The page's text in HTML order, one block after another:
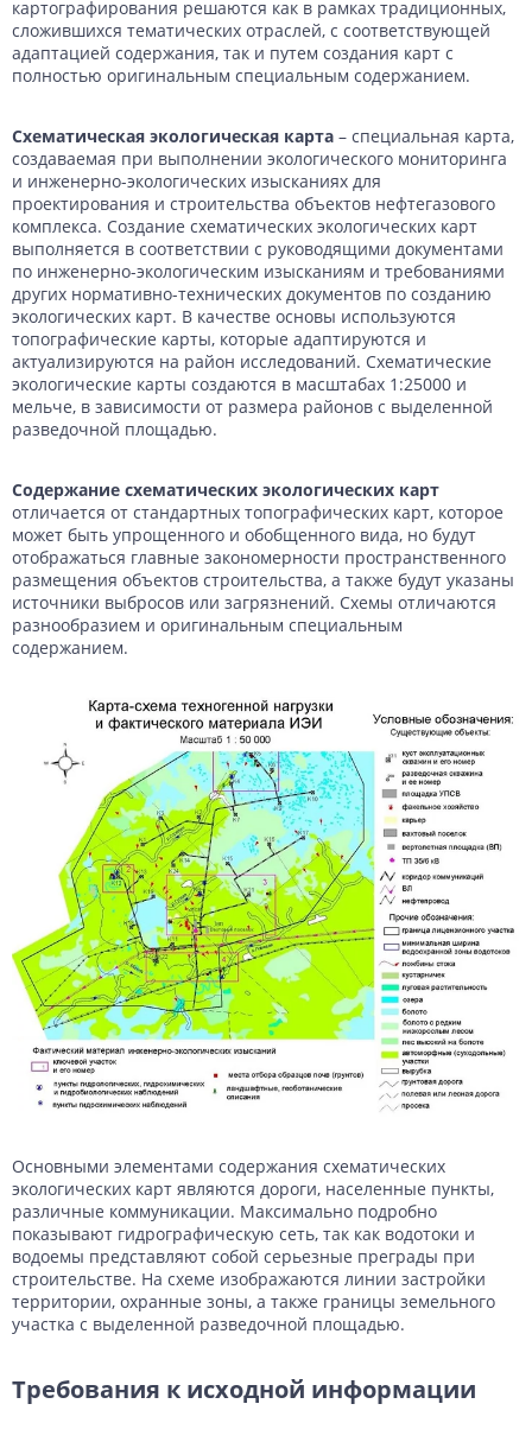
картографирования решаются как в рамках традиционных,
сложившихся тематических отраслей, с соответствующей
адаптацией содержания, так и путем создания карт с
полностью оригинальным специальным содержанием.
Схематическая экологическая карта – специальная карта,
создаваемая при выполнении экологического мониторинга
и инженерно-экологических изысканиях для
проектирования и строительства объектов нефтегазового
комплекса. Создание схематических экологических карт
выполняется в соответствии с руководящими документами
по инженерно-экологическим изысканиям и требованиями
других нормативно-технических документов по созданию
экологических карт. В качестве основы используются
топографические карты, которые адаптируются и
актуализируются на район исследований. Схематические
экологические карты создаются в масштабах 1:25000 и
мельче, в зависимости от размера районов с выделенной
разведочной площадью.
Содержание схематических экологических карт
отличается от стандартных топографических карт, которое
может быть упрощенного и обобщенного вида, но будут
отображаться главные закономерности пространственного
размещения объектов строительства, а также будут указаны
источники выбросов или загрязнений. Схемы отличаются
разнообразием и оригинальным специальным
содержанием.
Основными элементами содержания схематических
экологических карт являются дороги, населенные пункты,
различные коммуникации. Максимально подробно
показывают гидрографическую сеть, так как водотоки и
водоемы представляют собой серьезные преграды при
строительстве. На схеме изображаются линии застройки
территории, охранные зоны, а также границы земельного
участка с выделенной разведочной площадью.
Требования к исходной информации